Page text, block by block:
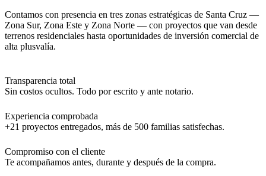
Contamos con presencia en tres zonas estratégicas de Santa Cruz —
Zona Sur, Zona Este y Zona Norte — con proyectos que van desde
terrenos residenciales hasta oportunidades de inversión comercial de
alta plusvalía.
Transparencia total
Sin costos ocultos. Todo por escrito y ante notario.
Experiencia comprobada
+21 proyectos entregados, más de 500 familias satisfechas.
Compromiso con el cliente
Te acompañamos antes, durante y después de la compra.